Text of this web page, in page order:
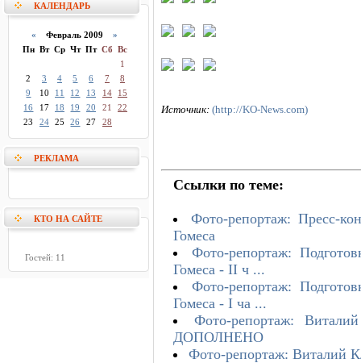
КАЛЕНДАРЬ
« Февраль 2009»
Пн Вт Ср Чт Пт Сб Вс
1
2
3 4 5 6 7
8
9
10 11 12 13 14
15
16
17 18 19 20 21
22
23
24 25 26 27 28
РЕКЛАМА
КТО НА САЙТЕ
Гостей: 11
Источник: (http://KO-News.com)
Ссылки по теме:
Фото-репортаж: Пресс-
Гомеса
Фото-репортаж:
Гомеса - II ч ...
Фото-репортаж:
Гомеса - I ча ...
Фото-репортаж:
ДОПОЛНЕНО
Фото-репортаж: Виталий